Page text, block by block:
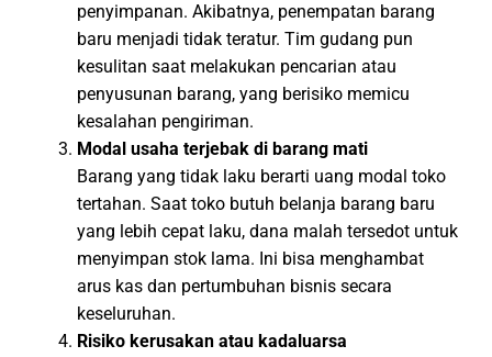
penyimpanan. Akibatnya, penempatan barang
baru menjadi tidak teratur. Tim gudang pun
kesulitan saat melakukan pencarian atau
penyusunan barang, yang berisiko memicu
kesalahan pengiriman.
Modal usaha terjebak di barang mati
Barang yang tidak laku berarti uang modal toko
tertahan. Saat toko butuh belanja barang baru
yang lebih cepat laku, dana malah tersedot untuk
menyimpan stok lama. Ini bisa menghambat
arus kas dan pertumbuhan bisnis secara
keseluruhan.
Risiko kerusakan atau kadaluarsa